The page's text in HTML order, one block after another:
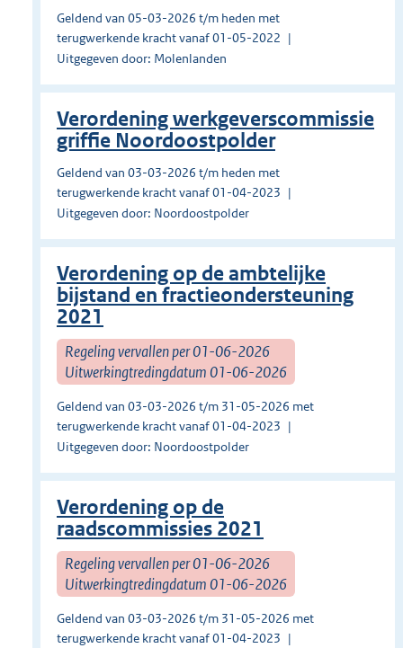
Geldend van 05-03-2026 t/m heden met
terugwerkende kracht vanaf 01-05-2022
Uitgegeven door: Molenlanden
Verordening werkgeverscommissie
griffie Noordoostpolder
Geldend van 03-03-2026 t/m heden met
terugwerkende kracht vanaf 01-04-2023
Uitgegeven door: Noordoostpolder
Verordening op de ambtelijke
bijstand en fractieondersteuning
2021
Regeling vervallen per 01-06-2026
Uitwerkingtredingdatum 01-06-2026
Geldend van 03-03-2026 t/m 31-05-2026 met
terugwerkende kracht vanaf 01-04-2023
Uitgegeven door: Noordoostpolder
Verordening op de
raadscommissies 2021
Regeling vervallen per 01-06-2026
Uitwerkingtredingdatum 01-06-2026
Geldend van 03-03-2026 t/m 31-05-2026 met
terugwerkende kracht vanaf 01-04-2023